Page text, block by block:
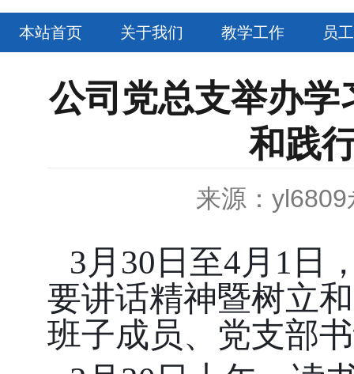
本站首页 关于我们 教学工作 员
公司党总支举办
和践
来源：
3月30日至4月1日
要讲话精神暨树立
班子成员、党支部